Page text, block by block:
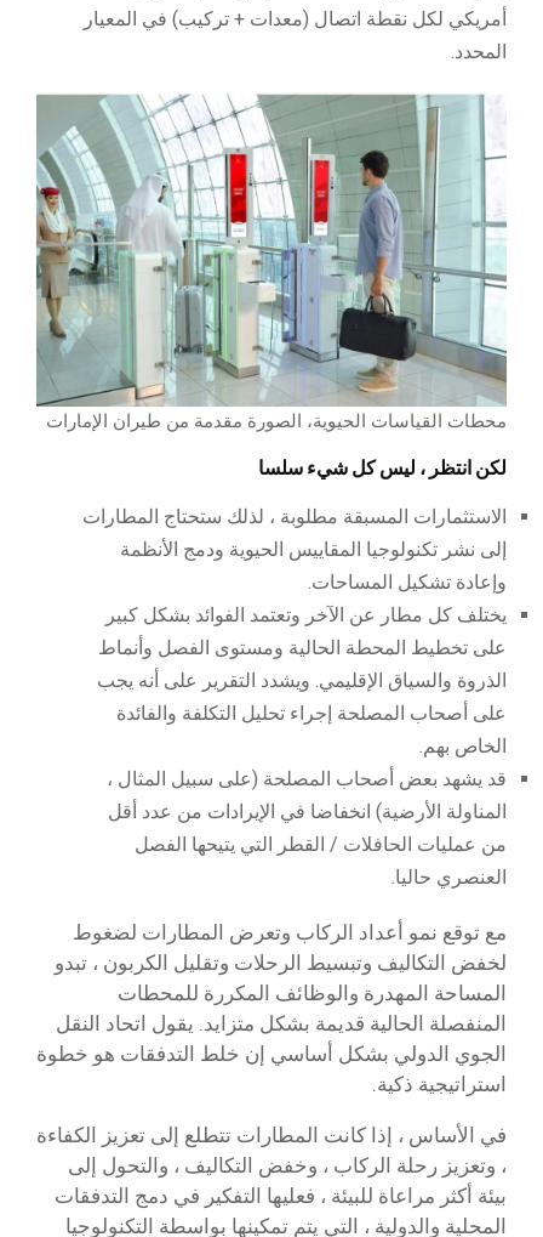
أمريكي لكل نقطة اتصال (معدات + تركيب) في المعيار
المحدد.
محطات القياسات الحيوية، الصورة مقدمة من طيران الإمارات
لكن انتظر ، ليس كل شيء سلسا
الاستثمارات المسبقة مطلوبة ، لذلك ستحتاج المطارات
إلى نشر تكنولوجيا المقاييس الحيوية ودمج الأنظمة
وإعادة تشكيل المساحات.
يختلف كل مطار عن الآخر وتعتمد الفوائد بشكل كبير
على تخطيط المحطة الحالية ومستوى الفصل وأنماط
الذروة والسياق الإقليمي. ويشدد التقرير على أنه يجب
على أصحاب المصلحة إجراء تحليل التكلفة والفائدة
الخاص بهم.
قد يشهد بعض أصحاب المصلحة (على سبيل المثال ،
المناولة الأرضية) انخفاضا في الإيرادات من عدد أقل
من عمليات الحافلات / القطر التي يتيحها الفصل
العنصري حاليا.
مع توقع نمو أعداد الركاب وتعرض المطارات لضغوط
لخفض التكاليف وتبسيط الرحلات وتقليل الكربون ، تبدو
المساحة المهدرة والوظائف المكررة للمحطات
المنفصلة الحالية قديمة بشكل متزايد. يقول اتحاد النقل
الجوي الدولي بشكل أساسي إن خلط التدفقات هو خطوة
استراتيجية ذكية.
في الأساس ، إذا كانت المطارات تتطلع إلى تعزيز الكفاءة
، وتعزيز رحلة الركاب ، وخفض التكاليف ، والتحول إلى
بيئة أكثر مراعاة للبيئة ، فعليها التفكير في دمج التدفقات
المحلية والدولية ، التي يتم تمكينها بواسطة التكنولوجيا